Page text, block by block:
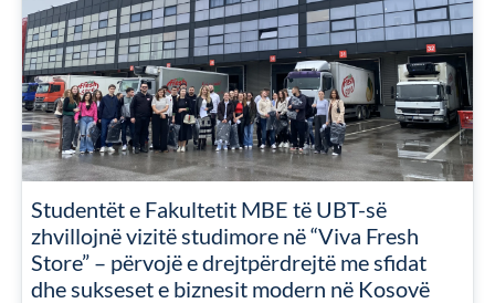
Studentët e Fakultetit MBE të UBT-së
zhvillojnë vizitë studimore në “Viva Fresh
Store” – përvojë e drejtpërdrejtë me sfidat
dhe sukseset e biznesit modern në Kosovë